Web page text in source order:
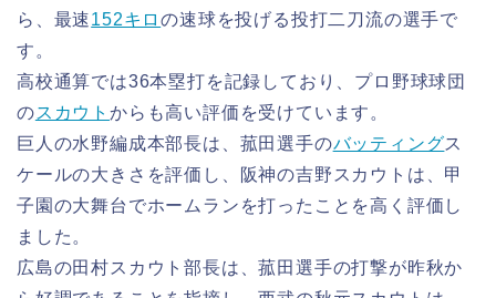
ら、最速152キロの速球を投げる投打二刀流の選手で
す。
高校通算では36本塁打を記録しており、プロ野球球団
のスカウトからも高い評価を受けています。
巨人の水野編成本部長は、菰田選手のバッティングス
ケールの大きさを評価し、阪神の吉野スカウトは、甲
子園の大舞台でホームランを打ったことを高く評価し
ました。
広島の田村スカウト部長は、菰田選手の打撃が昨秋か